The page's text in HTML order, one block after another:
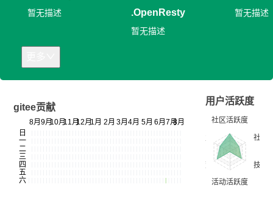
暂无描述
.OpenResty
暂无描述
暂无描述
gitee贡献
用户活跃度